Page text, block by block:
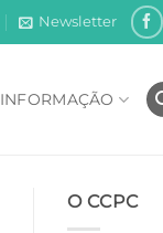
Newsletter
INFORMAÇÃO
O CCPC